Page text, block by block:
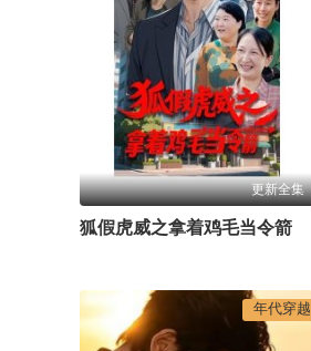
更新全集
狐假虎威之拿着鸡毛当令箭
年代穿越